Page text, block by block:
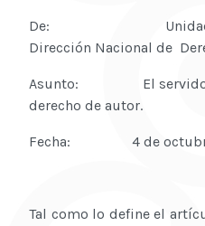
De: Unidad
Dirección Nacional de
Asunto: El servidor
derecho de autor.
Fecha: 4 de octubre
Tal como lo define el